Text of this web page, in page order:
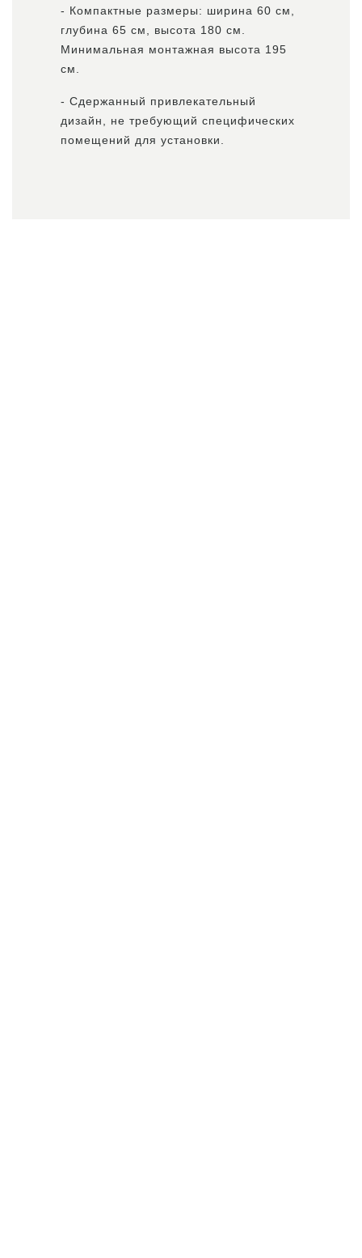
- Компактные размеры: ширина 60 см,
глубина 65 см, высота 180 см.
Минимальная монтажная высота 195
см.
- Сдержанный привлекательный
дизайн, не требующий специфических
помещений для установки.